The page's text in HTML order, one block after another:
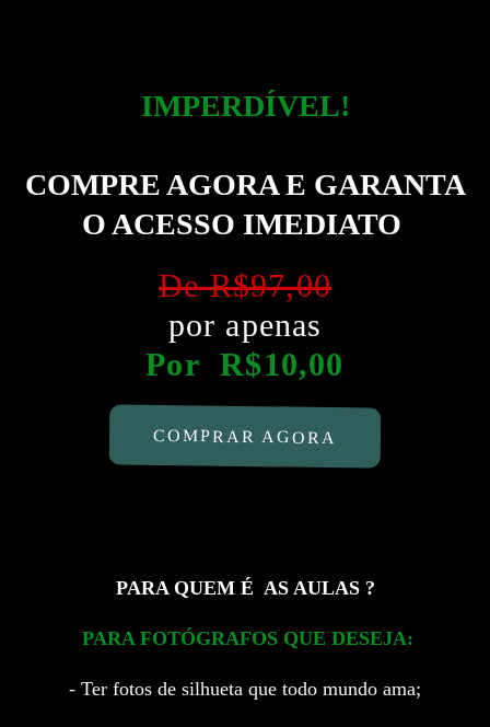
IMPERDÍVEL!
COMPRE AGORA E GARANTA
O ACESSO IMEDIATO
De R$97,00
por apenas
Por R$10,00
COMPRAR AGORA
PARA QUEM É AS AULAS ?
PARA FOTÓGRAFOS QUE DESEJA:
- Ter fotos de silhueta que todo mundo ama;